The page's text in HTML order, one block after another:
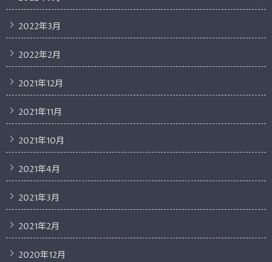
2022年3月
2022年2月
2021年12月
2021年11月
2021年10月
2021年4月
2021年3月
2021年2月
2020年12月